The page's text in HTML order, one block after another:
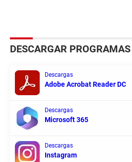
DESCARGAR
Descargas
Adobe Acrobat Reader DC
Descargas
Microsoft 365
Descargas
Instagram